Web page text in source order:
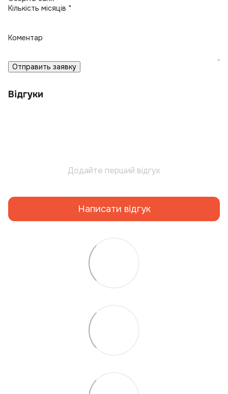
Кількість місяців *
Коментар
Отправить заявку
Відгуки
Додайте перший відгук
Написати відгук